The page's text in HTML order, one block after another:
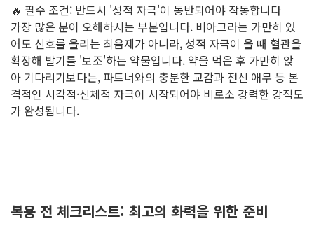
🔥 필수 조건: 반드시 '성적 자극'이 동반되어야 작동합니다
가장 많은 분이 오해하시는 부분입니다. 비아그라는 가만히 있
어도 신호를 올리는 최음제가 아니라, 성적 자극이 올 때 혈관을
확장해 발기를 '보조'하는 약물입니다. 약을 먹은 후 가만히 앉
아 기다리기보다는, 파트너와의 충분한 교감과 전신 애무 등 본
격적인 시각적·신체적 자극이 시작되어야 비로소 강력한 강직도
가 완성됩니다.
복용 전 체크리스트: 최고의 화력을 위한 준비